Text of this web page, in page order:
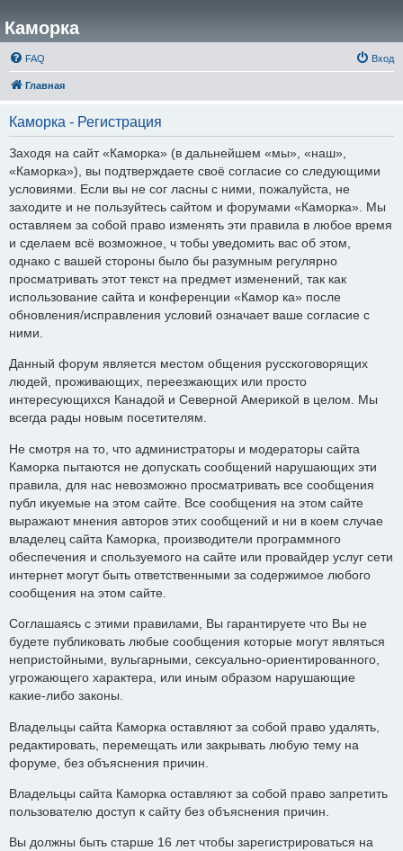
Каморка
FAQ Вход
Главная
Каморка - Регистрация
Заходя на сайт «Каморка» (в дальнейшем «мы», «наш»,
«Каморка»), вы подтверждаете своё согласие со следующими
условиями. Если вы не сог ласны с ними, пожалуйста, не
заходите и не пользуйтесь сайтом и форумами «Каморка». Мы
оставляем за собой право изменять эти правила в любое время
и сделаем всё возможное, ч тобы уведомить вас об этом,
однако с вашей стороны было бы разумным регулярно
просматривать этот текст на предмет изменений, так как
использование сайта и конференции «Камор ка» после
обновления/исправления условий означает ваше согласие с
ними.
Данный форум является местом общения русскоговорящих
людей, проживающих, переезжающих или просто
интересующихся Канадой и Северной Америкой в целом. Мы
всегда рады новым посетителям.
Не смотря на то, что администраторы и модераторы сайта
Каморка пытаются не допускать сообщений нарушающих эти
правила, для нас невозможно просматривать все сообщения
публ икуемые на этом сайте. Все сообщения на этом сайте
выражают мнения авторов этих сообщений и ни в коем случае
владелец сайта Каморка, производители программного
обеспечения и спользуемого на сайте или провайдер услуг сети
интернет могут быть ответственными за содержимое любого
сообщения на этом сайте.
Соглашаясь с этими правилами, Вы гарантируете что Вы не
будете публиковать любые сообщения которые могут являться
непристойными, вульгарными, сексуально-ориентированного,
угрожающего характера, или иным образом нарушающие
какие-либо законы.
Владельцы сайта Каморка оставляют за собой право удалять,
редактировать, перемещать или закрывать любую тему на
форуме, без объяснения причин.
Владельцы сайта Каморка оставляют за собой право запретить
пользователю доступ к сайту без объяснения причин.
Вы должны быть старше 16 лет чтобы зарегистрироваться на